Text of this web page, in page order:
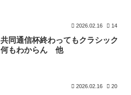
2026.02.16 14
共同通信杯終わってもクラシック
何もわからん 他
2026.02.16 20